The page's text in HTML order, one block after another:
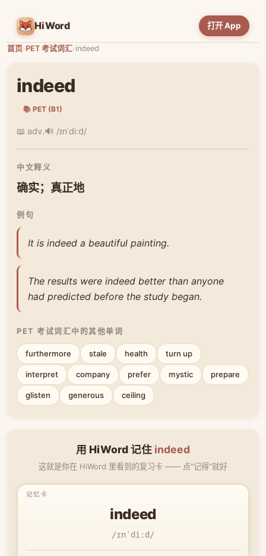
HiWord 打开 App
首页›PET 考试词汇›indeed
indeed
📚 PET (B1)
📖 adv.🔊 /ɪnˈdiːd/
中文释义
确实；真正地
例句
It is indeed a beautiful painting.
The results were indeed better than anyone
had predicted before the study began.
PET 考试词汇中的其他单词
furthermore stale health turn up
interpret company prefer mystic prepare
glisten generous ceiling
用 HiWord 记住 indeed
这就是你在 HiWord 里看到的复习卡 —— 点"记得"就好
indeed
/ɪnˈdiːd/